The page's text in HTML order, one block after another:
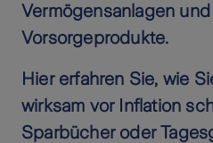
Vermögensanlagen
Vorsorgeprodukte.
Hier erfahren Sie, wie
wirksam vor Inflation
Sparbücher oder